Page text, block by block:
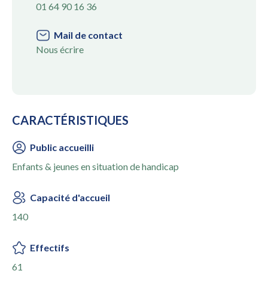
01 64 90 16 36
Mail de contact
Nous écrire
CARACTÉRISTIQUES
Public accueilli
Enfants & jeunes en situation de handicap
Capacité d'accueil
140
Effectifs
61